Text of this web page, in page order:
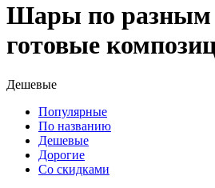
Шары по разным
готовые
Дешевые
Популярные
По названию
Дешевые
Дорогие
Со скидками